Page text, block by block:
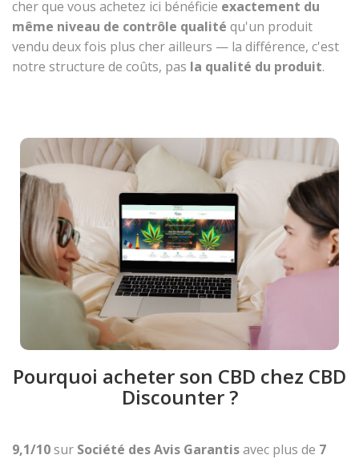
cher que vous achetez ici bénéficie exactement du
même niveau de contrôle qualité qu'un produit
vendu deux fois plus cher ailleurs — la différence, c'est
notre structure de coûts, pas la qualité du produit.
Pourquoi acheter son CBD chez CBD
Discounter ?
9,1/10sur Société des Avis Garantisavec plus de 7